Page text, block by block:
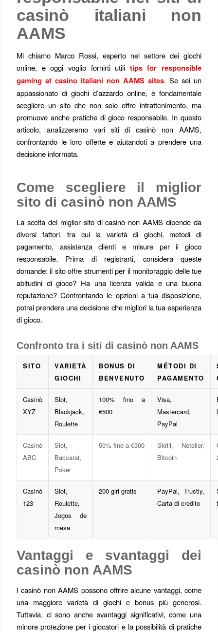
casinò italiani non
AAMS
Mi chiamo Marco Rossi, esperto nel settore dei giochi
online, e oggi voglio fornirti utili tips for responsible
gaming at casino italiani non AAMS sites. Se sei un
appassionato di giochi d’azzardo online, è fondamentale
scegliere un sito che non solo offre intrattenimento, ma
promuove anche pratiche di gioco responsabile. In questo
articolo, analizzeremo vari siti di casinò non AAMS,
confrontando le loro offerte e aiutandoti a prendere una
decisione informata.
Come scegliere il miglior
sito di casinò non AAMS
La scelta del miglior sito di casinò non AAMS dipende da
diversi fattori, tra cui la varietà di giochi, metodi di
pagamento, assistenza clienti e misure per il gioco
responsabile. Prima di registrarti, considera queste
domande: il sito offre strumenti per il monitoraggio delle tue
abitudini di gioco? Ha una licenza valida e una buona
reputazione? Confrontando le opzioni a tua disposizione,
potrai prendere una decisione che migliori la tua esperienza
di gioco.
Confronto tra i siti di casinò non AAMS
SITO
VARIETÀ
GIOCHI
BONUS DI
BENVENUTO
MÉTODI DI
PAGAMENTO
Casinò
XYZ
Slot,
Blackjack,
Roulette
100% fino a
€500
Visa,
Mastercard,
PayPal
Casinò
ABC
Slot,
Baccarat,
Poker
50% fino a €300
Skrill, Neteller,
Bitcoin
Casinò
123
Slot,
Roulette,
Jogos de
mesa
200 giri gratis
PayPal, Trustly,
Carta di credito
Vantaggi e svantaggi dei
casinò non AAMS
I casinò non AAMS possono offrire alcune vantaggi, come
una maggiore varietà di giochi e bonus più generosi.
Tuttavia, ci sono anche svantaggi significativi, come una
minore protezione per i giocatori e la possibilità di pratiche